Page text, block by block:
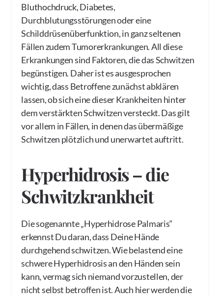
Bluthochdruck, Diabetes,
Durchblutungsstörungen oder eine
Schilddrüsenüberfunktion, in ganz seltenen
Fällen zudem Tumorerkrankungen. All diese
Erkrankungen sind Faktoren, die das Schwitzen
begünstigen. Daher ist es ausgesprochen
wichtig, dass Betroffene zunächst abklären
lassen, ob sich eine dieser Krankheiten hinter
dem verstärkten Schwitzen versteckt. Das gilt
vor allem in Fällen, in denen das übermäßige
Schwitzen plötzlich und unerwartet auftritt.
Hyperhidrosis – die
Schwitzkrankheit
Die sogenannte „Hyperhidrose Palmaris“
erkennst Du daran, dass Deine Hände
durchgehend schwitzen. Wie belastend eine
schwere Hyperhidrosis an den Händen sein
kann, vermag sich niemand vorzustellen, der
nicht selbst betroffen ist. Auch hier werden die